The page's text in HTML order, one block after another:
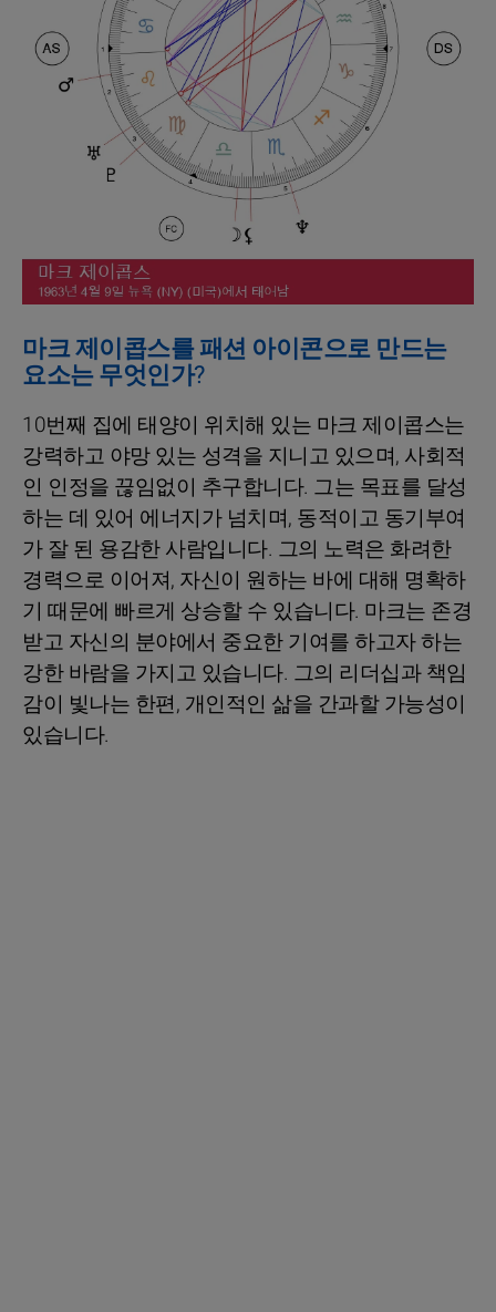
마크 제이콥스를 패션 아이콘으로 만드는
요소는 무엇인가?
10번째 집에 태양이 위치해 있는 마크 제이콥스는
강력하고 야망 있는 성격을 지니고 있으며, 사회적
인 인정을 끊임없이 추구합니다. 그는 목표를 달성
하는 데 있어 에너지가 넘치며, 동적이고 동기부여
가 잘 된 용감한 사람입니다. 그의 노력은 화려한
경력으로 이어져, 자신이 원하는 바에 대해 명확하
기 때문에 빠르게 상승할 수 있습니다. 마크는 존경
받고 자신의 분야에서 중요한 기여를 하고자 하는
강한 바람을 가지고 있습니다. 그의 리더십과 책임
감이 빛나는 한편, 개인적인 삶을 간과할 가능성이
있습니다.